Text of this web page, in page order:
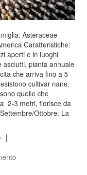
Asteraceae
Caratteristiche:
aperti e in luoghi
asciutti, pianta annuale
che arriva fino a 5
cultivar nane,
quelle che
2-3 metri, fiorisce da
Ottobre. La